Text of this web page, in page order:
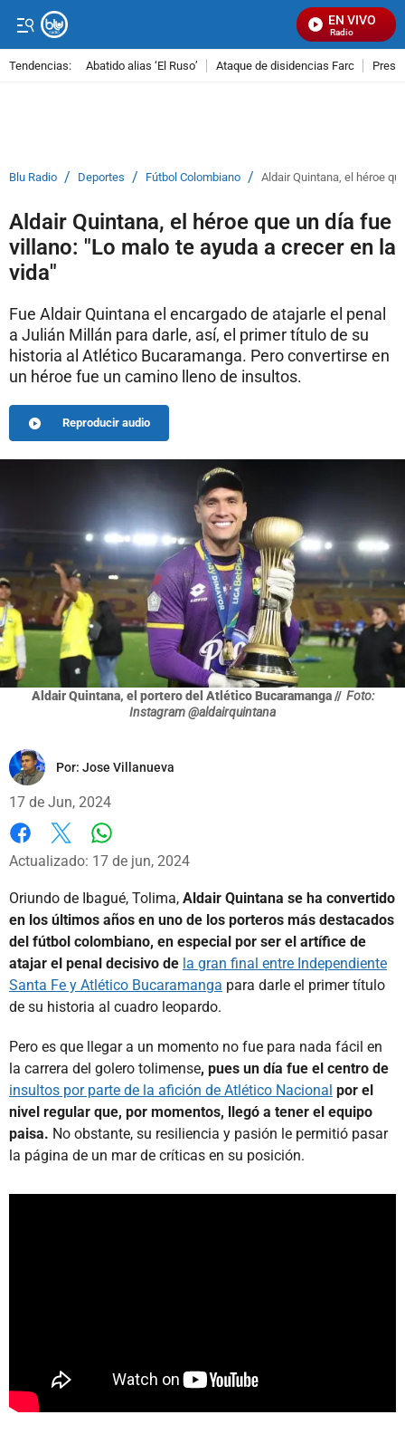
EN VIVO
Señal Visual Radio
Tendencias: Abatido alias ‘El Ruso’ Ataque de disidencias Farc
Blu Radio / Deportes / Fútbol Colombiano / Aldair Quintana, el héroe
Aldair Quintana, el héroe que un día fue
villano: "Lo malo te ayuda a crecer en la
vida"
Fue Aldair Quintana el encargado de atajarle el penal
a Julián Millán para darle, así, el primer título de su
historia al Atlético Bucaramanga. Pero convertirse en
un héroe fue un camino lleno de insultos.
Reproducir audio
Aldair Quintana, el portero del Atlético Bucaramanga // Foto:
Instagram @aldairquintana
Por: Jose Villanueva
17 de Jun, 2024
Facebook
X
Actualizado: 17 de jun, 2024
Oriundo de Ibagué, Tolima, Aldair Quintana se ha convertido
en los últimos años en uno de los porteros más destacados
del fútbol colombiano, en especial por ser el artífice de
atajar el penal decisivo de la gran final entre Independiente
Santa Fe y Atlético Bucaramanga para darle el primer título
de su historia al cuadro leopardo.
Pero es que llegar a un momento no fue para nada fácil en
la carrera del golero tolimense, pues un día fue el centro de
insultos por parte de la afición de Atlético Nacional por el
nivel regular que, por momentos, llegó a tener el equipo
paisa. No obstante, su resiliencia y pasión le permitió pasar
la página de un mar de críticas en su posición.